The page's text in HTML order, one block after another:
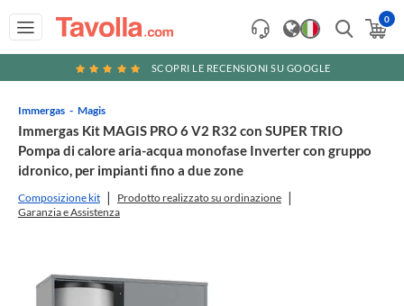
0
SCOPRI LE RECENSIONI SU GOOGLE
Immergas Magis
Immergas Kit MAGIS PRO 6 V2 R32 con SUPER TRIO
Pompa di calore aria-acqua monofase Inverter con gruppo
idronico, per impianti fino a due zone
Composizione kit
Prodotto realizzato su ordinazione
Garanzia e Assistenza